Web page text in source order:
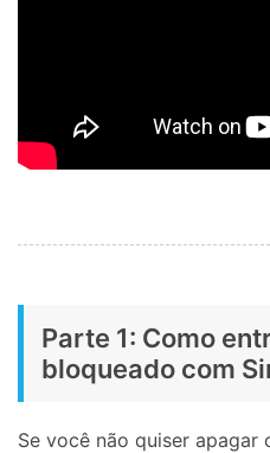
Parte 1: Como
bloqueado com
Se você não quiser apagar